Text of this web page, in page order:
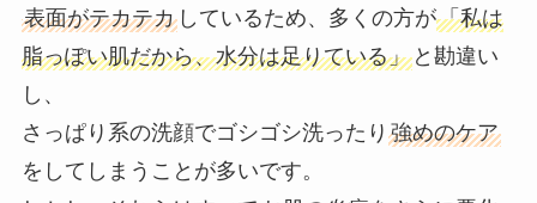
表面がテカテカしているため、多くの方が「私は
脂っぽい肌だから、水分は足りている」と勘違い
し、
さっぱり系の洗顔でゴシゴシ洗ったり 強めのケア
をしてしまうことが多いです。